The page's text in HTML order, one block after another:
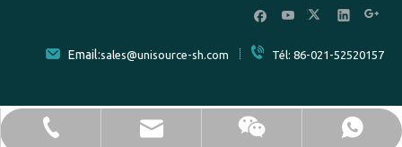
86-13701841190
sales@unisource-sh.com
Email:sales@unisource-sh.com Tél: 86-021-52520157